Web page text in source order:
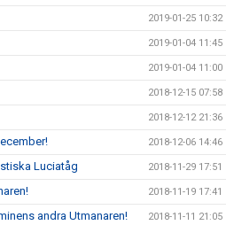
2019-01-25 10:32
2019-01-04 11:45
2019-01-04 11:00
2018-12-15 07:58
2018-12-12 21:36
2018-12-06 14:46
Luciatåg 2018-11-29 17:51
2018-11-19 17:41
andra Utmanaren! 2018-11-11 21:05